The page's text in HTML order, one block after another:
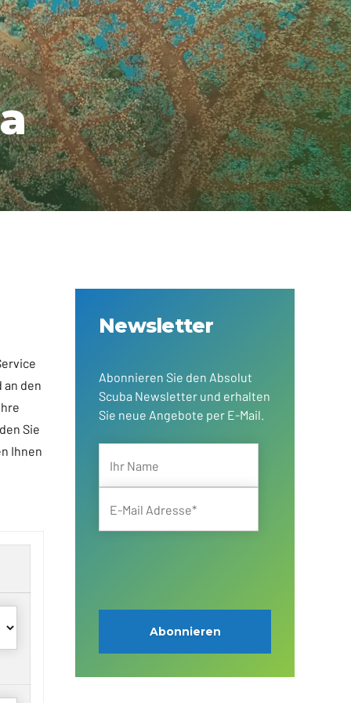
den
Sie
Ihnen
Newsletter
Abonnieren Sie den Absolut
Scuba Newsletter und erhalten
Sie neue Angebote per E-Mail.